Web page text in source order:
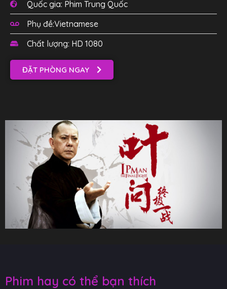
Quốc gia: Phim Trung Quốc
Phụ đề:Vietnamese
Chất lượng: HD 1080
ĐẶT PHÒNG NGAY
Phim hay có thể bạn thích